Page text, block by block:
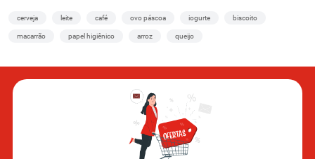
cerveja leite café ovo páscoa iogurte biscoito
macarrão papel higiênico arroz queijo